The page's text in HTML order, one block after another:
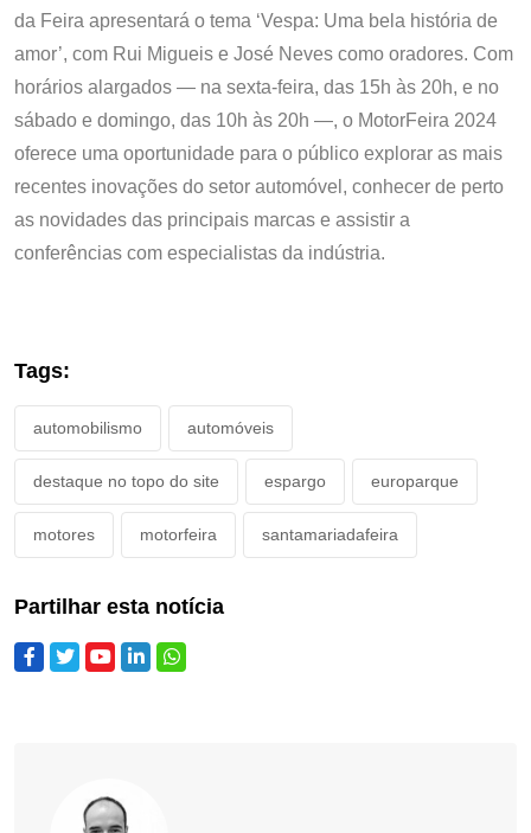
da Feira apresentará o tema ‘Vespa: Uma bela história de
amor’, com Rui Migueis e José Neves como oradores. Com
horários alargados — na sexta-feira, das 15h às 20h, e no
sábado e domingo, das 10h às 20h —, o MotorFeira 2024
oferece uma oportunidade para o público explorar as mais
recentes inovações do setor automóvel, conhecer de perto
as novidades das principais marcas e assistir a
conferências com especialistas da indústria.
Tags:
automobilismo automóveis
destaque no topo do site espargo europarque
motores motorfeira santamariadafeira
Partilhar esta notícia